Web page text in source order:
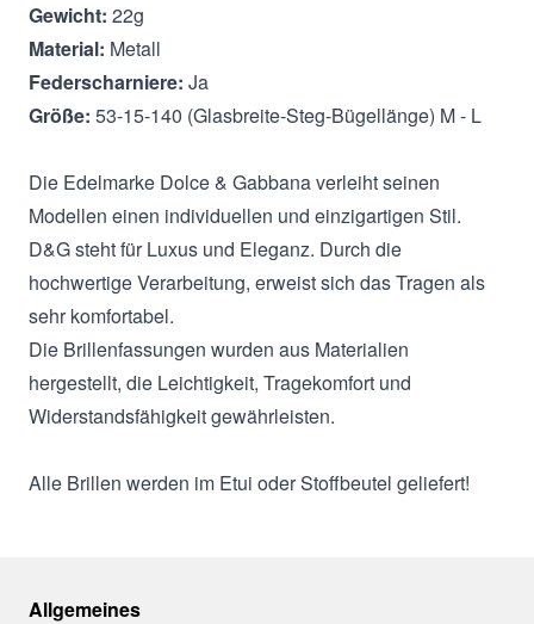
Gewicht: 22g
Material: Metall
Federscharniere: Ja
Größe: 53-15-140 (Glasbreite-Steg-Bügellänge) M - L
Die Edelmarke Dolce & Gabbana verleiht seinen
Modellen einen individuellen und einzigartigen Stil.
D&G steht für Luxus und Eleganz. Durch die
hochwertige Verarbeitung, erweist sich das Tragen als
sehr komfortabel.
Die Brillenfassungen wurden aus Materialien
hergestellt, die Leichtigkeit, Tragekomfort und
Widerstandsfähigkeit gewährleisten.
Alle Brillen werden im Etui oder Stoffbeutel geliefert!
Allgemeines